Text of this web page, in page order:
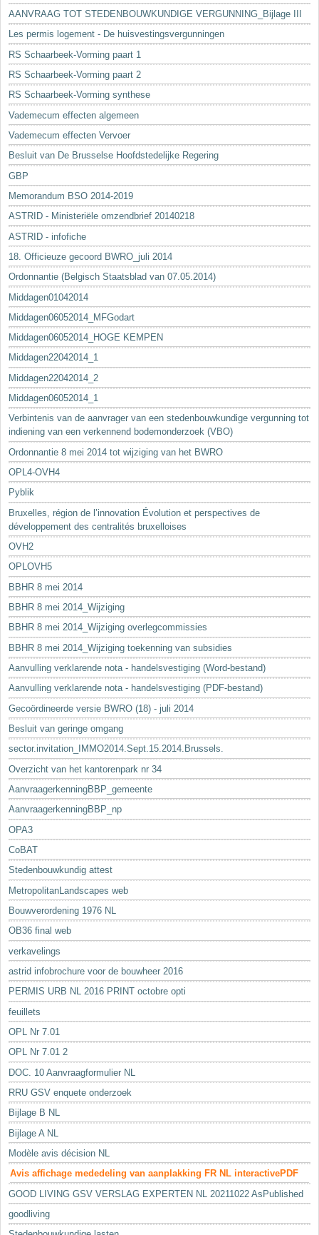
AANVRAAG TOT STEDENBOUWKUNDIGE VERGUNNING_Bijlage III
Les permis logement - De huisvestingsvergunningen
RS Schaarbeek-Vorming paart 1
RS Schaarbeek-Vorming paart 2
RS Schaarbeek-Vorming synthese
Vademecum effecten algemeen
Vademecum effecten Vervoer
Besluit van De Brusselse Hoofdstedelijke Regering
GBP
Memorandum BSO 2014-2019
ASTRID - Ministeriële omzendbrief 20140218
ASTRID - infofiche
18. Officieuze gecoord BWRO_juli 2014
Ordonnantie (Belgisch Staatsblad van 07.05.2014)
Middagen01042014
Middagen06052014_MFGodart
Middagen06052014_HOGE KEMPEN
Middagen22042014_1
Middagen22042014_2
Middagen06052014_1
Verbintenis van de aanvrager van een stedenbouwkundige vergunning tot
indiening van een verkennend bodemonderzoek (VBO)
Ordonnantie 8 mei 2014 tot wijziging van het BWRO
OPL4-OVH4
Pyblik
Bruxelles, région de l’innovation Évolution et perspectives de
développement des centralités bruxelloises
OVH2
OPLOVH5
BBHR 8 mei 2014
BBHR 8 mei 2014_Wijziging
BBHR 8 mei 2014_Wijziging overlegcommissies
BBHR 8 mei 2014_Wijziging toekenning van subsidies
Aanvulling verklarende nota - handelsvestiging (Word-bestand)
Aanvulling verklarende nota - handelsvestiging (PDF-bestand)
Gecoördineerde versie BWRO (18) - juli 2014
Besluit van geringe omgang
sector.invitation_IMMO2014.Sept.15.2014.Brussels.
Overzicht van het kantorenpark nr 34
AanvraagerkenningBBP_gemeente
AanvraagerkenningBBP_np
OPA3
CoBAT
Stedenbouwkundig attest
MetropolitanLandscapes web
Bouwverordening 1976 NL
OB36 final web
verkavelings
astrid infobrochure voor de bouwheer 2016
PERMIS URB NL 2016 PRINT octobre opti
feuillets
OPL Nr 7.01
OPL Nr 7.01 2
DOC. 10 Aanvraagformulier NL
RRU GSV enquete onderzoek
Bijlage B NL
Bijlage A NL
Modèle avis décision NL
Avis affichage mededeling van aanplakking FR NL interactivePDF
GOOD LIVING GSV VERSLAG EXPERTEN NL 20211022 AsPublished
goodliving